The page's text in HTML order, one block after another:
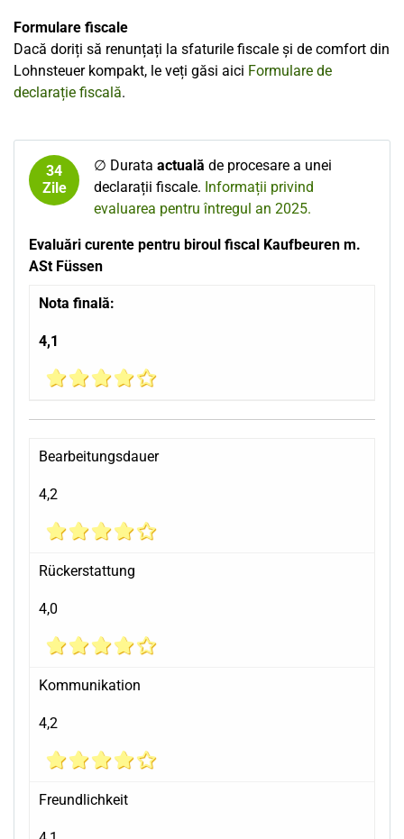
Formulare fiscale
Dacă doriți să renunțați la sfaturile fiscale și de comfort din
Lohnsteuer kompakt, le veți găsi aici Formulare de
declarație fiscală.
34
Zile
∅ Durata actuală de procesare a unei
declarații fiscale. Informații privind
evaluarea pentru întregul an 2025.
Evaluări curente pentru biroul fiscal Kaufbeuren m.
ASt Füssen
Nota finală:
4,1
Bearbeitungsdauer
4,2
Rückerstattung
4,0
Kommunikation
4,2
Freundlichkeit